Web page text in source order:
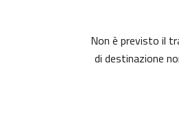
Non è previsto il
di destinazione